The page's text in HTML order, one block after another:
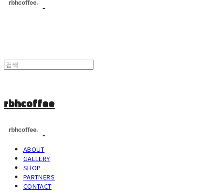
rbhcoffee
ABOUT
GALLERY
SHOP
PARTNERS
CONTACT